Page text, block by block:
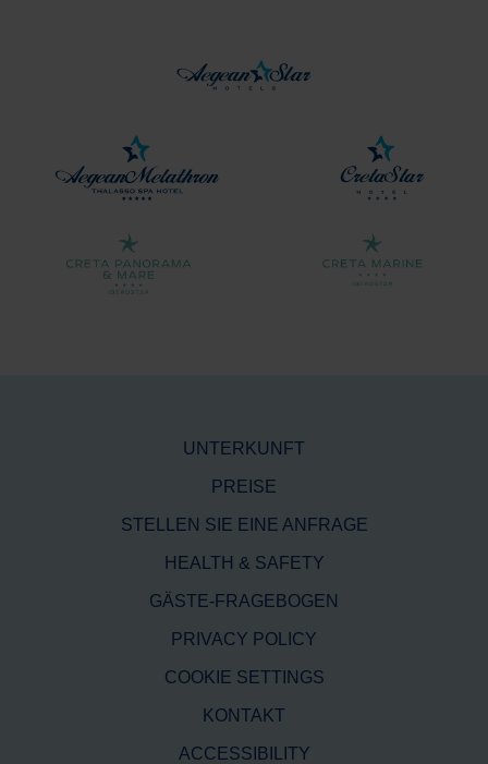
UNTERKUNFT
PREISE
STELLEN SIE EINE ANFRAGE
HEALTH & SAFETY
GÄSTE-FRAGEBOGEN
PRIVACY POLICY
COOKIE SETTINGS
KONTAKT
ACCESSIBILITY